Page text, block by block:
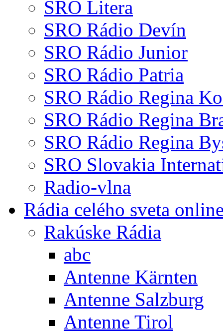
SRO Litera
SRO Rádio Devín
SRO Rádio Junior
SRO Rádio Patria
SRO Rádio Regina
SRO Rádio Regina
SRO Rádio Regina
SRO Slovakia
Radio-vlna
Rádia celého sveta
Rakúske Rádia
abc
Antenne Kärnten
Antenne Salzburg
Antenne Tirol